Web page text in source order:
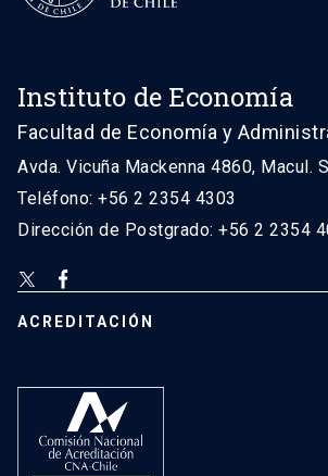
Instituto de Economía
Facultad de Economía y
Avda. Vicuña Mackenna 4860, Macul.
Teléfono: +56 2 2354 4303
Dirección de Postgrado: +56 2 2354
ACREDITACIÓN